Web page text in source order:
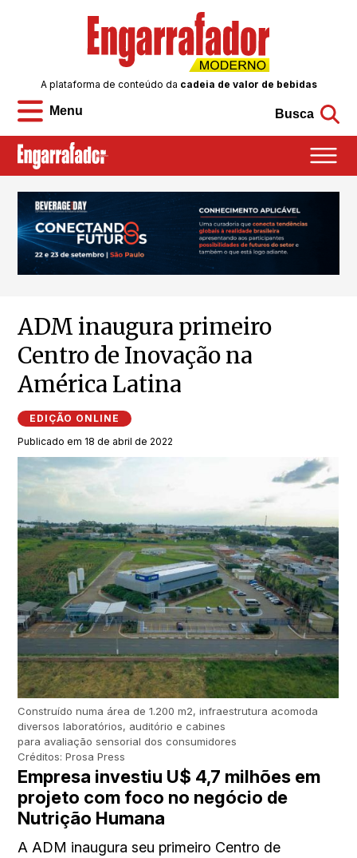
Menu
A plataforma de conteúdo da cadeia de valor de bebidas
Busca
ADM inaugura primeiro
Centro de Inovação na
América Latina
EDIÇÃO ONLINE
Publicado em 18 de abril de 2022
Construído numa área de 1.200 m2, infraestrutura acomoda
diversos laboratórios, auditório e cabines
para avaliação sensorial dos consumidores
Créditos: Prosa Press
Empresa investiu U$ 4,7 milhões em
projeto com foco no negócio de
Nutrição Humana
A ADM inaugura seu primeiro Centro de